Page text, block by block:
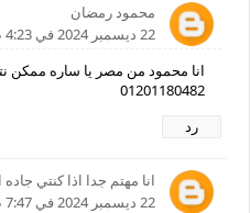
محمود رمضان
22 ديسمبر 2024 في 4:23 ص
انا محمود من مصر يا ساره ممكن
01201180482
رد
انا مهتم جدا اذا كنتي
22 ديسمبر 2024 في 7:47 ص